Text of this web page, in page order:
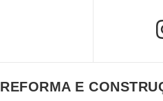
REFORMA E